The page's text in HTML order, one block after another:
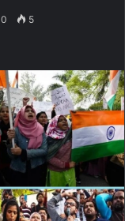
0 5